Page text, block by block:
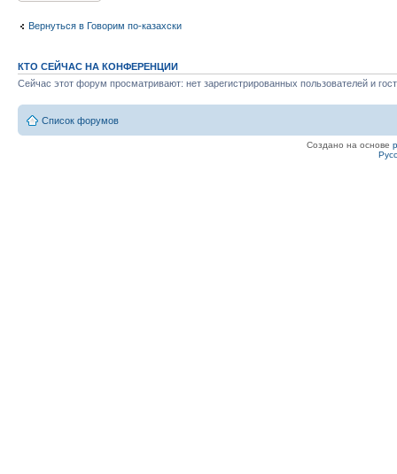
Вернуться в Говорим по-казахски
КТО СЕЙЧАС НА КОНФЕРЕНЦИИ
Сейчас этот форум просматривают: нет зарегистрированных пользователей и
Список форумов
Создано на основе